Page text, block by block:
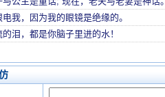
我，因为我的眼镜是绝缘的。
泪，都是你脑子里进的水！